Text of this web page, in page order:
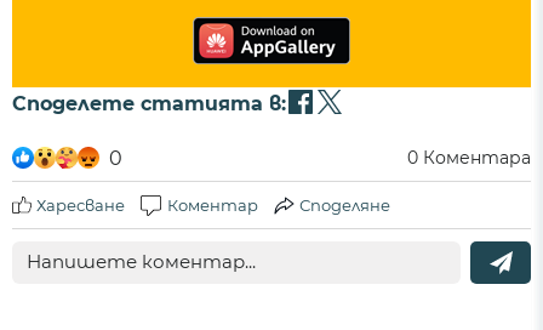
Споделете статията в:
0 0 Коментара
Харесване Коментар Споделяне